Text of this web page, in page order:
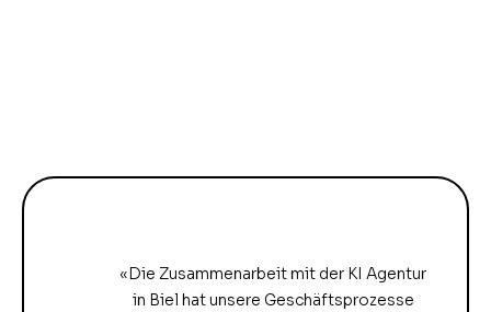
«Die Zusammenarbeit mit der KI Agentur
in Biel hat unsere Geschäftsprozesse